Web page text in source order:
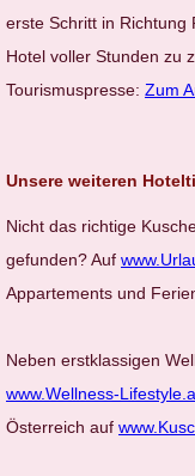
erste Schritt in Richtung
Hotel voller Stunden zu
Tourismuspresse: Zum
Unsere weiteren
Nicht das richtige
gefunden? Auf
Appartements und
Neben erstklassigen
www.Wellness-
Österreich auf